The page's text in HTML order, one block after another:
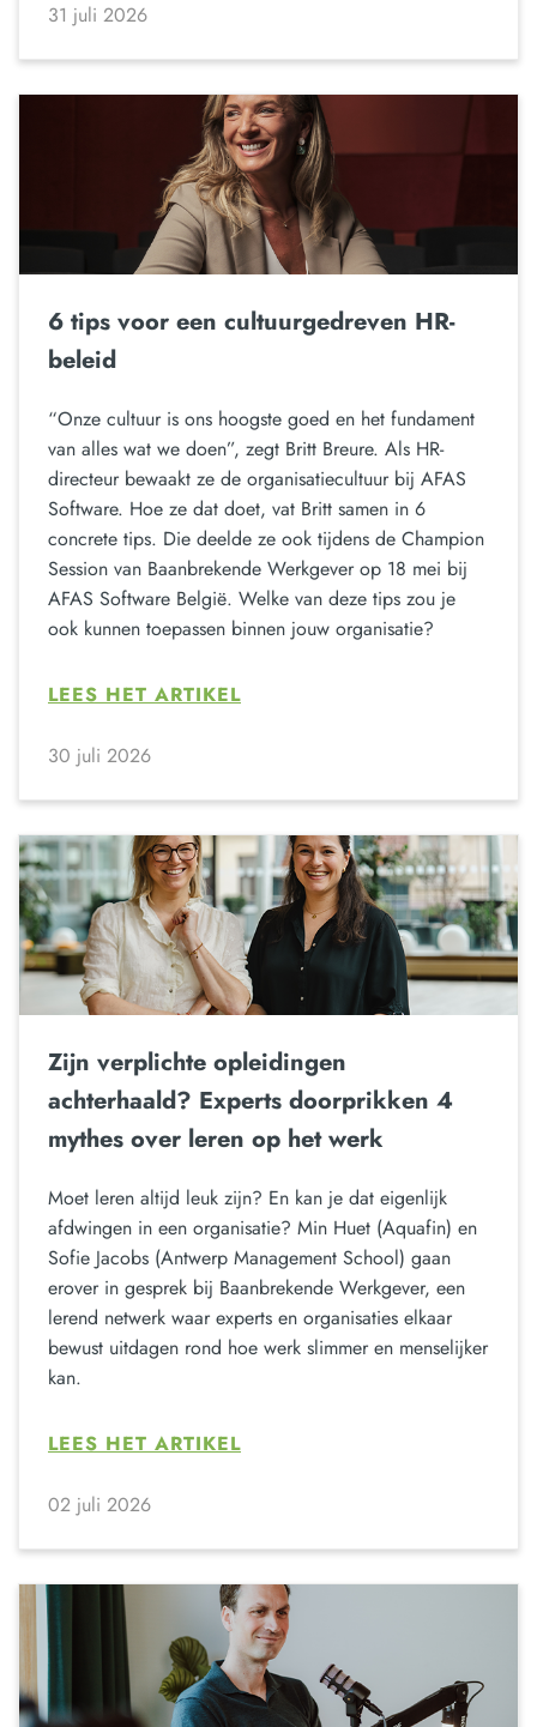
31 juli 2026
6 tips voor een cultuurgedreven HR-
beleid
“Onze cultuur is ons hoogste goed en het fundament
van alles wat we doen”, zegt Britt Breure. Als HR-
directeur bewaakt ze de organisatiecultuur bij AFAS
Software. Hoe ze dat doet, vat Britt samen in 6
concrete tips. Die deelde ze ook tijdens de Champion
Session van Baanbrekende Werkgever op 18 mei bij
AFAS Software België. Welke van deze tips zou je
ook kunnen toepassen binnen jouw organisatie?
LEES HET ARTIKEL
30 juli 2026
Zijn verplichte opleidingen
achterhaald? Experts doorprikken 4
mythes over leren op het werk
Moet leren altijd leuk zijn? En kan je dat eigenlijk
afdwingen in een organisatie? Min Huet (Aquafin) en
Sofie Jacobs (Antwerp Management School) gaan
erover in gesprek bij Baanbrekende Werkgever, een
lerend netwerk waar experts en organisaties elkaar
bewust uitdagen rond hoe werk slimmer en menselijker
kan.
LEES HET ARTIKEL
02 juli 2026